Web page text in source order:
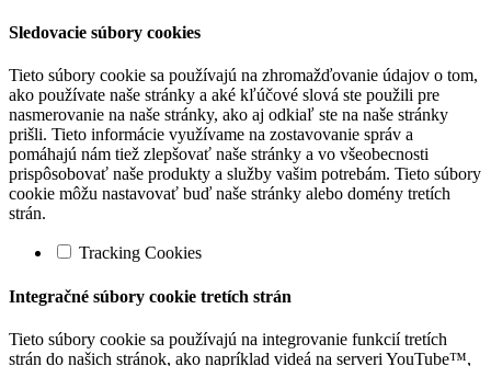
Sledovacie súbory cookies
Tieto súbory cookie sa používajú na zhromažďovanie údajov o tom,
ako používate naše stránky a aké kľúčové slová ste použili pre
nasmerovanie na naše stránky, ako aj odkiaľ ste na naše stránky
prišli. Tieto informácie využívame na zostavovanie správ a
pomáhajú nám tiež zlepšovať naše stránky a vo všeobecnosti
prispôsobovať naše produkty a služby vašim potrebám. Tieto súbory
cookie môžu nastavovať buď naše stránky alebo domény tretích
strán.
Tracking Cookies
Integračné súbory cookie tretích strán
Tieto súbory cookie sa používajú na integrovanie funkcií tretích
strán do našich stránok, ako napríklad videá na serveri YouTube™,